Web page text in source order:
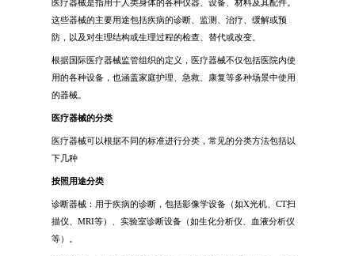
医疗器械是指用于人类身体的各种仪器、设备、材料及其配件。
这些器械的主要用途包括疾病的诊断、监测、治疗、缓解或预
防，以及对生理结构或生理过程的检查、替代或改变。
根据国际医疗器械监管组织的定义，医疗器械不仅包括医院内使
用的各种设备，也涵盖家庭护理、急救、康复等多种场景中使用
的器械。
医疗器械的分类
医疗器械可以根据不同的标准进行分类，常见的分类方法包括以
下几种
按照用途分类
诊断器械：用于疾病的诊断，包括影像学设备（如X光机、CT扫
描仪、MRI等）、实验室诊断设备（如生化分析仪、血液分析仪
等）。